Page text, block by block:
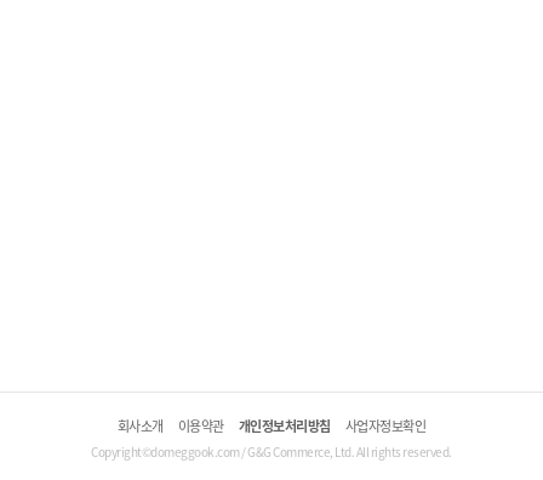
회사소개 이용약관 개인정보처리방침 사업자정보확인
Copyright©domeggook.com / G&G Commerce, Ltd. All rights reserved.